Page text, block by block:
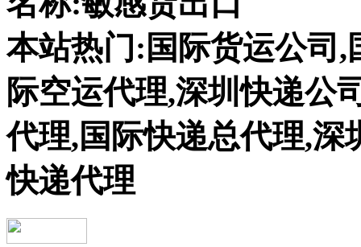
本站热门:国际货运公司
际空运代理,深圳快递公
代理,国际快递总代理,深
快递代理